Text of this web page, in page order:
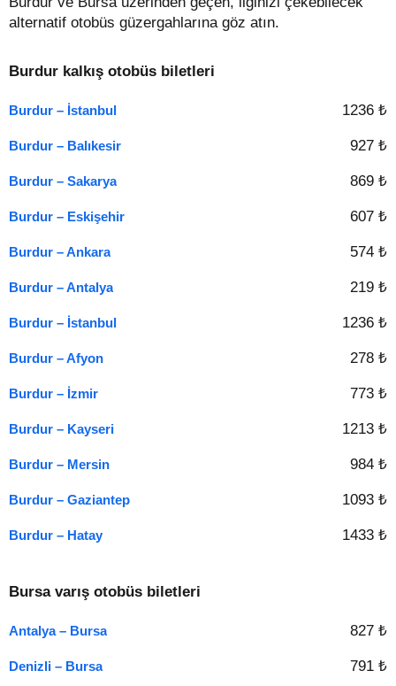
alternatif otobüs güzergahlarına göz atın.
Burdur kalkış otobüs biletleri
Burdur – İstanbul 1236 ₺
Burdur – Balıkesir 927 ₺
Burdur – Sakarya 869 ₺
Burdur – Eskişehir 607 ₺
Burdur – Ankara 574 ₺
Burdur – Antalya 219 ₺
Burdur – İstanbul 1236 ₺
Burdur – Afyon 278 ₺
Burdur – İzmir 773 ₺
Burdur – Kayseri 1213 ₺
Burdur – Mersin 984 ₺
Burdur – Gaziantep 1093 ₺
Burdur – Hatay 1433 ₺
Bursa varış otobüs biletleri
Antalya – Bursa 827 ₺
Denizli – Bursa 791 ₺